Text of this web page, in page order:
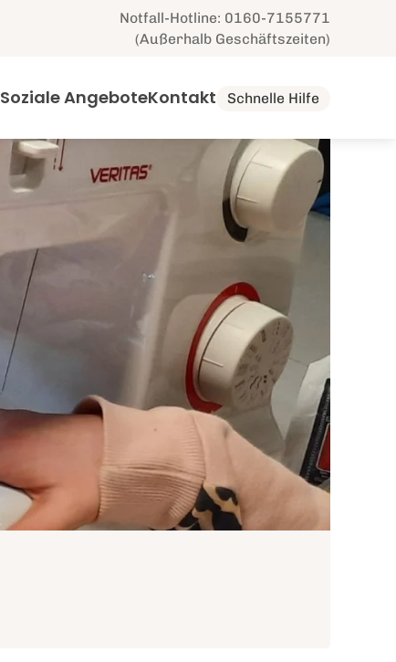
Notfall-Hotline: 0160-7155771
(Außerhalb Geschäftszeiten)
Soziale AngeboteKontakt Schnelle Hilfe